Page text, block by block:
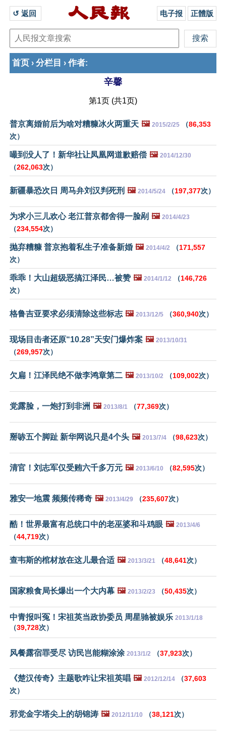
↺ 返回 电子报 正體版
首页 › 分栏目 › 作者:
辛馨
第1页 (共1页)
普京离婚前后为啥对糟糠冰火两重天 🖼️ 2015/2/25 （86,353
次）
嘬到没人了！新华社让凤凰网道歉赔偿 🖼️ 2014/12/30
（262,063次）
新疆暴恐次日 周马弁刘汉判死刑 🖼️ 2014/5/24 （197,377次）
为求小三儿欢心 老江普京都舍得一脸剐 🖼️ 2014/4/23
（234,554次）
抛弃糟糠 普京抱着私生子准备新婚 🖼️ 2014/4/2 （171,557
次）
乖乖！大山超级恶搞江泽民…被赞 🖼️ 2014/1/12 （146,726
次）
格鲁吉亚要求必须清除这些标志 🖼️ 2013/12/5 （360,940次）
现场目击者还原“10.28”天安门爆炸案 🖼️ 2013/10/31
（269,957次）
欠扁！江泽民绝不做李鸿章第二 🖼️ 2013/10/2 （109,002次）
党露脸，一炮打到非洲 🖼️ 2013/8/1 （77,369次）
掰哧五个脚趾 新华网说只是4个头 🖼️ 2013/7/4 （98,623次）
清官！刘志军仅受贿六千多万元 🖼️ 2013/6/10 （82,595次）
雅安一地震 频频传稀奇 🖼️ 2013/4/29 （235,607次）
酷！世界最富有总统口中的老巫婆和斗鸡眼 🖼️ 2013/4/6
（44,719次）
查韦斯的棺材放在这儿最合适 🖼️ 2013/3/21 （48,641次）
国家粮食局长爆出一个大内幕 🖼️ 2013/2/23 （50,435次）
中青报叫冤！宋祖英当政协委员 周星驰被娱乐 2013/1/18
（39,728次）
风餐露宿罪受尽 访民岂能糊涂涂 2013/1/2 （37,923次）
《楚汉传奇》主题歌咋让宋祖英唱 🖼️ 2012/12/14 （37,603
次）
邪党金字塔尖上的胡锦涛 🖼️ 2012/11/10 （38,121次）